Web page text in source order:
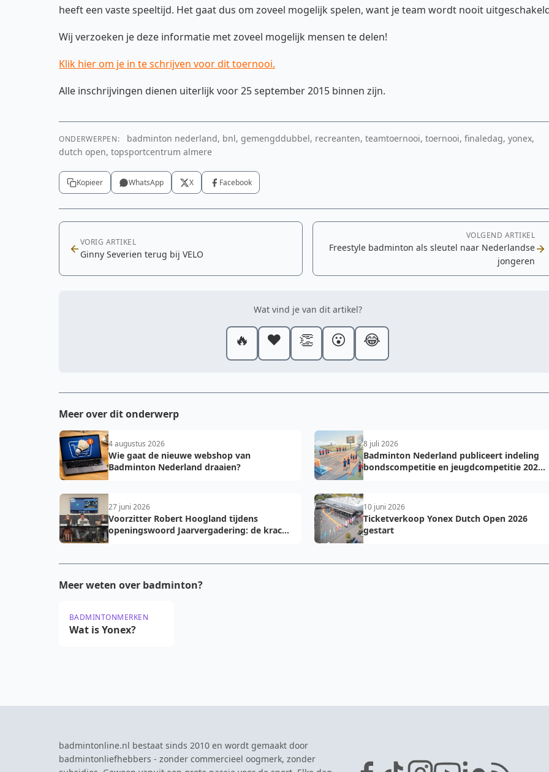
heeft een vaste speeltijd. Het gaat dus om zoveel mogelijk spelen, want je team wordt nooit
Wij verzoeken je deze informatie met zoveel mogelijk mensen te delen!
Klik hier om je in te schrijven voor dit toernooi.
Alle inschrijvingen dienen uiterlijk voor 25 september 2015 binnen zijn.
ONDERWERPEN:
badminton nederland, bnl, gemengddubbel, recreanten, teamtoernooi, toernooi, finaledag, yonex,
dutch open, topsportcentrum almere
Kopieer WhatsApp X Facebook
VORIG ARTIKEL
Ginny Severien terug bij VELO
VOLGEND ARTIKEL
Freestyle badminton als sleutel naar Nederlandse
jongeren
Wat vind je van dit artikel?
🔥 ❤️ 👏 😮 😂
Meer over dit onderwerp
4 augustus 2026
Wie gaat de nieuwe webshop van
Badminton Nederland draaien?
8 juli 2026
Badminton Nederland publiceert indeling
bondscompetitie en jeugdcompetitie 2026-
27 juni 2026
Voorzitter Robert Hoogland tijdens
openingswoord Jaarvergadering: de kracht
10 juni 2026
Ticketverkoop Yonex Dutch Open 2026
gestart
Meer weten over badminton?
BADMINTONMERKEN
Wat is Yonex?
badmintonline.nl bestaat sinds 2010 en wordt gemaakt door
badmintonliefhebbers - zonder commercieel oogmerk, zonder